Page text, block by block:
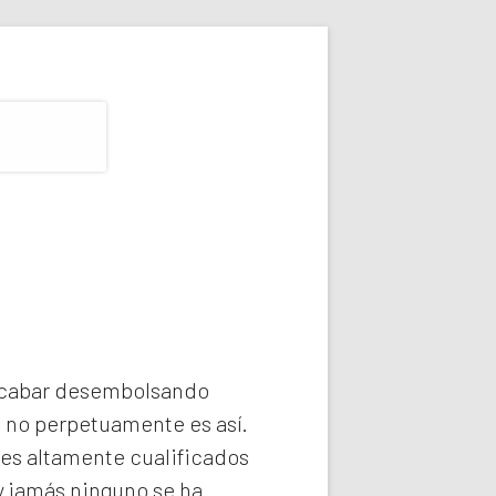
desembolsando
perpetuamente es así.
altamente cualificados
ninguno se ha